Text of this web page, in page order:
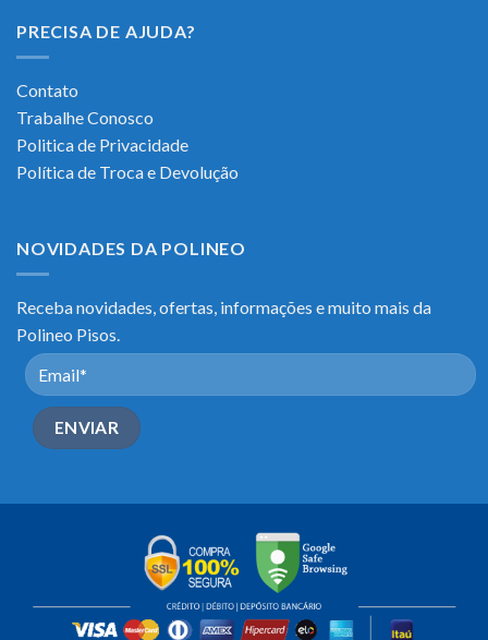
PRECISA DE AJUDA?
Contato
Trabalhe Conosco
Politica de Privacidade
Política de Troca e Devolução
NOVIDADES DA POLINEO
Receba novidades, ofertas, informações e muito mais da
Polineo Pisos.